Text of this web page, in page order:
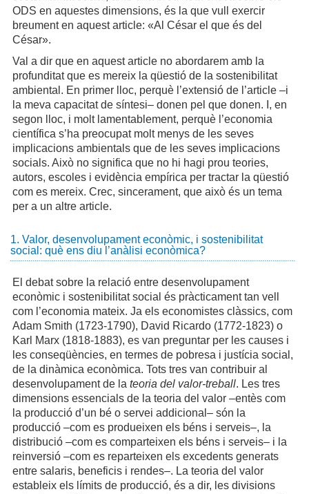
ODS en aquestes dimensions, és la que vull exercir
breument en aquest article: «Al César el que és del
César».
Val a dir que en aquest article no abordarem amb la
profunditat que es mereix la qüestió de la sostenibilitat
ambiental. En primer lloc, perquè l’extensió de l’article –i
la meva capacitat de síntesi– donen pel que donen. I, en
segon lloc, i molt lamentablement, perquè l’economia
científica s’ha preocupat molt menys de les seves
implicacions ambientals que de les seves implicacions
socials. Això no significa que no hi hagi prou teories,
autors, escoles i evidència empírica per tractar la qüestió
com es mereix. Crec, sincerament, que això és un tema
per a un altre article.
1. Valor, desenvolupament econòmic, i sostenibilitat
social: què ens diu l’anàlisi econòmica?
El debat sobre la relació entre desenvolupament
econòmic i sostenibilitat social és pràcticament tan vell
com l’economia mateix. Ja els economistes clàssics, com
Adam Smith (1723-1790), David Ricardo (1772-1823) o
Karl Marx (1818-1883), es van preguntar per les causes i
les conseqüències, en termes de pobresa i justícia social,
de la dinàmica econòmica. Tots tres van contribuir al
desenvolupament de la teoria del valor-treball. Les tres
dimensions essencials de la teoria del valor –entès com
la producció d’un bé o servei addicional– són la
producció –com es produeixen els béns i serveis–, la
distribució –com es comparteixen els béns i serveis– i la
reinversió –com es reparteixen els excedents generats
entre salaris, beneficis i rendes–. La teoria del valor
estableix els límits de producció, és a dir, les divisions